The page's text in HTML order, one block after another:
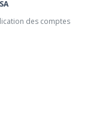
des comptes